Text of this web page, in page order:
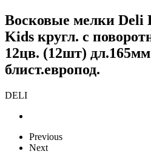
Восковые мелки Deli
Kids кругл. с
12цв. (12шт)
блист.европод.
DELI
Previous
Next